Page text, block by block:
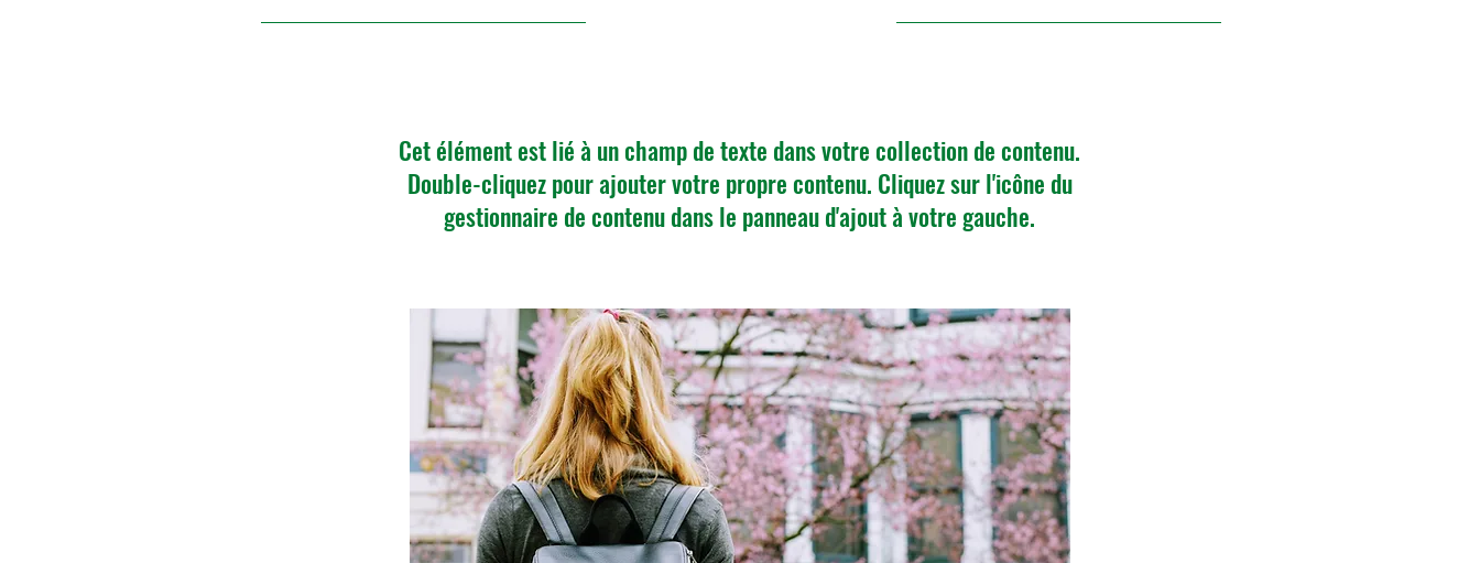
Cet élément est lié à un champ de texte dans votre collection de contenu.
Double-cliquez pour ajouter votre propre contenu. Cliquez sur l'icône du
gestionnaire de contenu dans le panneau d'ajout à votre gauche.